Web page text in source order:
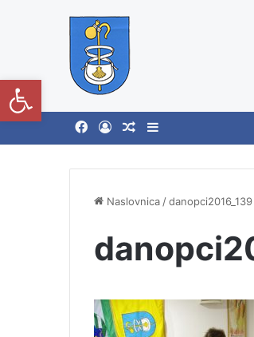
Naslovnica /danopci2016_139
Open toolbar